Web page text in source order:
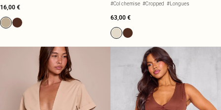
16,00 €
#Col chemise #Cropped #Longues
63,00 €